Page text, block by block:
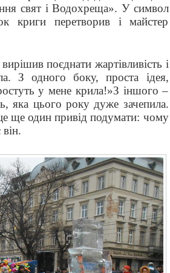
свят і Водохреща». У символ
криги перетворив і майстер
поєднати жартівливість і
З одного боку, проста ідея,
у мене крила!»З іншого –
яка цього року дуже зачепила.
ще один привід подумати: чому